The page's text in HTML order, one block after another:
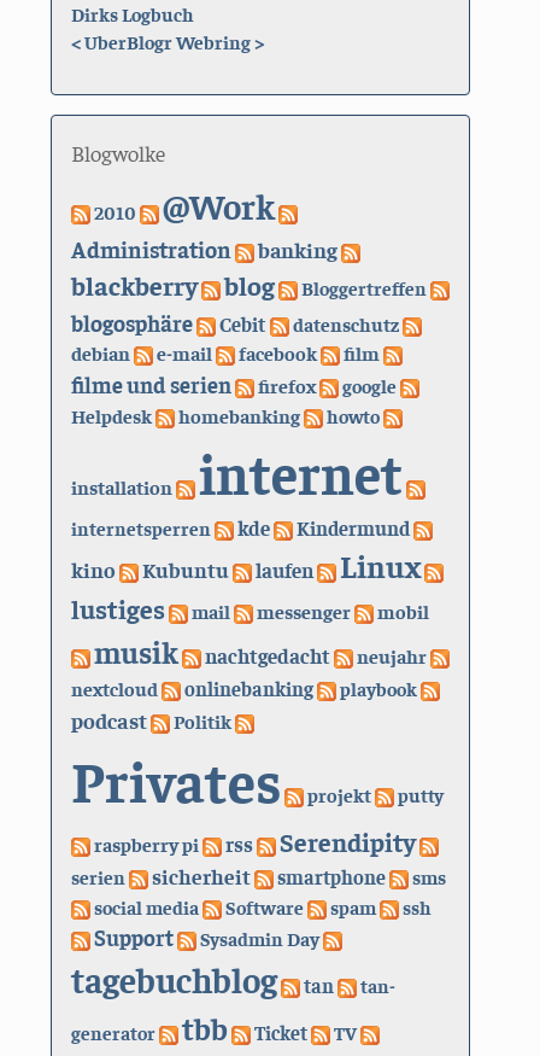
Dirks Logbuch
<UberBlogr Webring>
Blogwolke
2010 @Work
Administration banking
blackberry blog Bloggertreffen
blogosphäre Cebit datenschutz
debian e-mail facebook film
filme und serien firefox
google
Helpdesk
homebanking howto
installation internet
internetsperren kde Kindermund
kino Kubuntu laufen Linux
lustiges mail messenger mobil
musik nachtgedacht neujahr
nextcloud onlinebanking playbook
podcast Politik
Privates projekt putty
raspberry pi rss Serendipity
serien sicherheit smartphone
sms
social media
Software spam ssh
Support Sysadmin Day
tagebuchblog tan
tan-
generator
tbb Ticket TV